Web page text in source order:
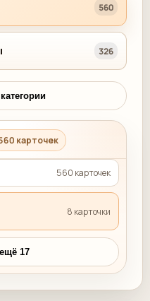
560
326
карточек
560 карточек
8 карточки
17